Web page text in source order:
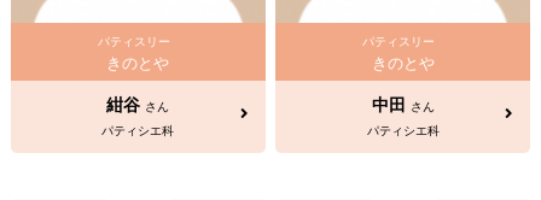
パティスリー
きのとや
紺谷 さん
パティシエ科
パティスリー
きのとや
中田
さん
パティシエ科